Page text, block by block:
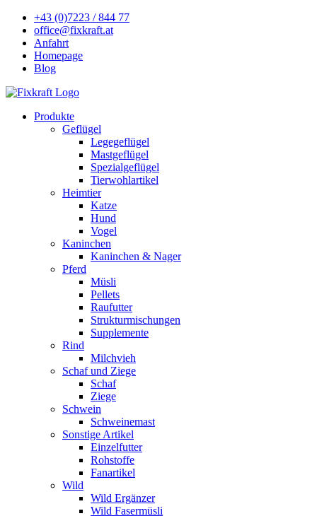
+43 (0)7223 / 844 77
office@fixkraft.at
Anfahrt
Homepage
Blog
Produkte
Geflügel
Legegeflügel
Mastgeflügel
Spezialgeflügel
Tierwohlartikel
Heimtier
Katze
Hund
Vogel
Kaninchen
Kaninchen & Nager
Pferd
Müsli
Pellets
Raufutter
Strukturmischungen
Supplemente
Rind
Milchvieh
Schaf und Ziege
Schaf
Ziege
Schwein
Schweinemast
Sonstige Artikel
Einzelfutter
Rohstoffe
Fanartikel
Wild
Wild Ergänzer
Wild Fasermüsli